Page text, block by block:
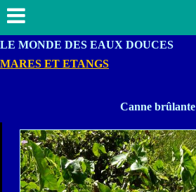
LE MONDE DES EAUX DOUCES
MARES ET ETANGS
Canne brûlante